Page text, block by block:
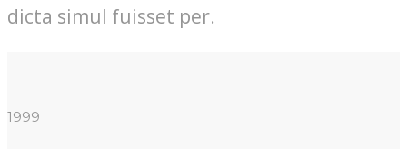
dicta simul fuisset per.
1999